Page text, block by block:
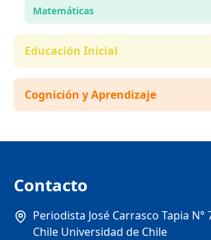
Matemáticas
Educación Inicial
Cognición y Aprendizaje
Contacto
Periodista José Carrasco Tapia N°
Chile Universidad de Chile